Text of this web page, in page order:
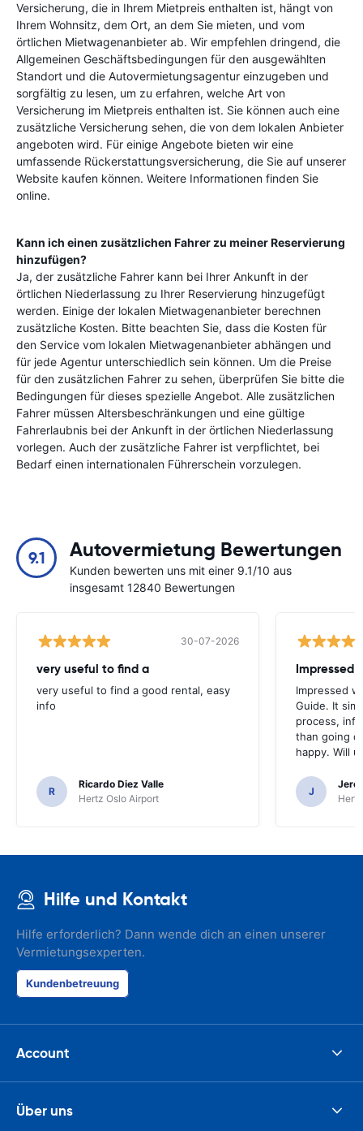
Versicherung, die in Ihrem Mietpreis enthalten ist, hängt von
Ihrem Wohnsitz, dem Ort, an dem Sie mieten, und vom
örtlichen Mietwagenanbieter ab. Wir empfehlen dringend, die
Allgemeinen Geschäftsbedingungen für den ausgewählten
Standort und die Autovermietungsagentur einzugeben und
sorgfältig zu lesen, um zu erfahren, welche Art von
Versicherung im Mietpreis enthalten ist. Sie können auch eine
zusätzliche Versicherung sehen, die von dem lokalen Anbieter
angeboten wird. Für einige Angebote bieten wir eine
umfassende Rückerstattungsversicherung, die Sie auf unserer
Website kaufen können. Weitere Informationen finden Sie
online.
Kann ich einen zusätzlichen Fahrer zu meiner Reservierung
hinzufügen?
Ja, der zusätzliche Fahrer kann bei Ihrer Ankunft in der
örtlichen Niederlassung zu Ihrer Reservierung hinzugefügt
werden. Einige der lokalen Mietwagenanbieter berechnen
zusätzliche Kosten. Bitte beachten Sie, dass die Kosten für
den Service vom lokalen Mietwagenanbieter abhängen und
für jede Agentur unterschiedlich sein können. Um die Preise
für den zusätzlichen Fahrer zu sehen, überprüfen Sie bitte die
Bedingungen für dieses spezielle Angebot. Alle zusätzlichen
Fahrer müssen Altersbeschränkungen und eine gültige
Fahrerlaubnis bei der Ankunft in der örtlichen Niederlassung
vorlegen. Auch der zusätzliche Fahrer ist verpflichtet, bei
Bedarf einen internationalen Führerschein vorzulegen.
9.1 Autovermietung Bewertungen
Kunden bewerten uns mit einer 9.1/10 aus
insgesamt 12840 Bewertungen
30-07-2026
very useful to find a
very useful to find a good rental, easy
info
R
Ricardo Diez Valle
Hertz Oslo Airport
Impressed
Impressed
Guide. It
process,
than going
happy. Will
J
Hilfe und Kontakt
Hilfe erforderlich? Dann wende dich an einen unserer
Vermietungsexperten.
Kundenbetreuung
Account
Über uns